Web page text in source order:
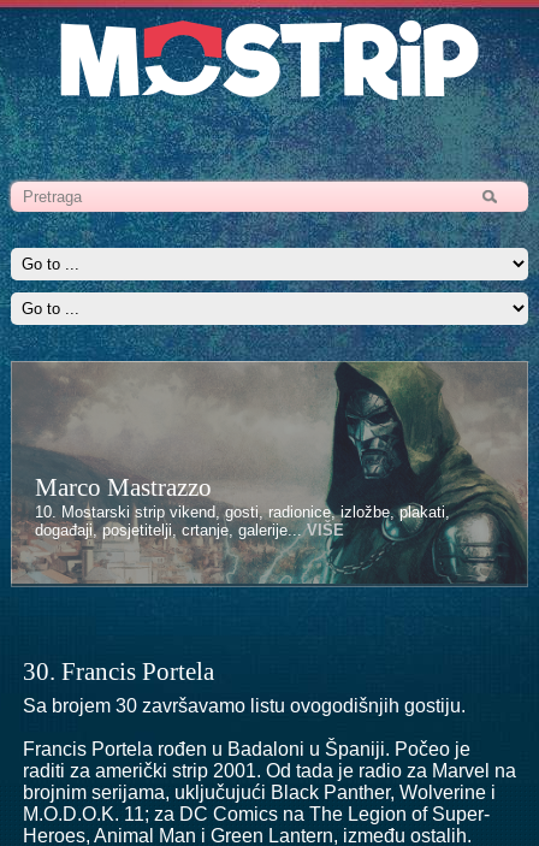
Marco Mastrazzo
10. Mostarski strip vikend, gosti, radionice, izložbe, plakati,
događaji, posjetitelji, crtanje, galerije...VIŠE
Kenan Halilović
10. Mostarski strip vikend, gosti, radionice, izložbe, plakati,
događaji, posjetitelji, crtanje, galerije...VIŠE
30. Francis Portela
Sa brojem 30 završavamo listu ovogodišnjih gostiju.
Francis Portela rođen u Badaloni u Španiji. Počeo je
raditi za američki strip 2001. Od tada je radio za Marvel na
brojnim serijama, uključujući Black Panther, Wolverine i
M.O.D.O.K. 11; za DC Comics na The Legion of Super-
Heroes, Animal Man i Green Lantern, između ostalih.